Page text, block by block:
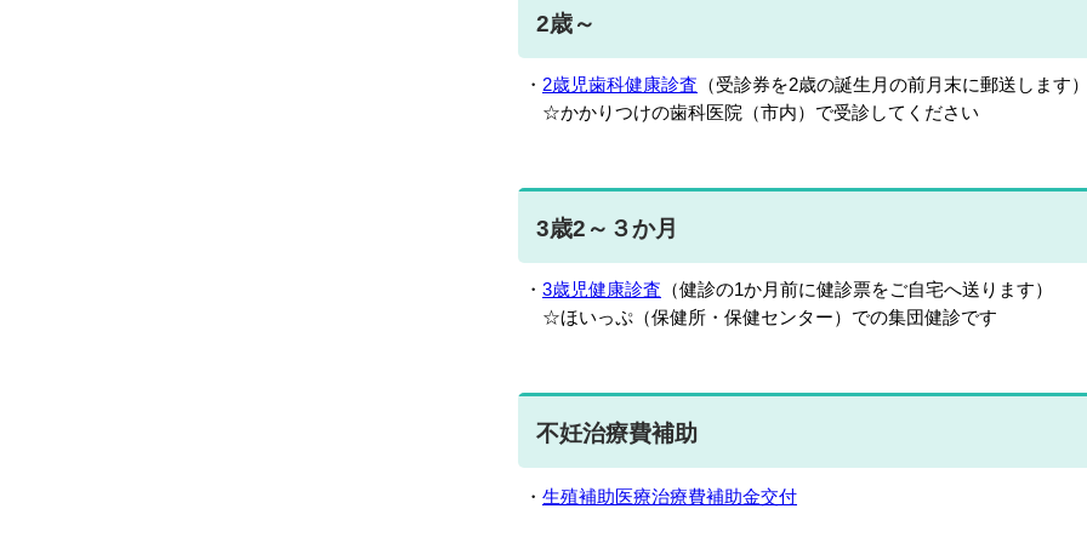
2歳～
・ 2歳児歯科健康診査 （受診券を2歳の誕生月の前月末に郵送します
☆かかりつけの歯科医院（市内）で受診してください
3歳2～３か月
・ 3歳児健康診査 （健診の1か月前に健診票をご自宅へ送ります）
☆ほいっぷ（保健所・保健センター）での集団健診です
不妊治療費補助
・ 生殖補助医療治療費補助金交付